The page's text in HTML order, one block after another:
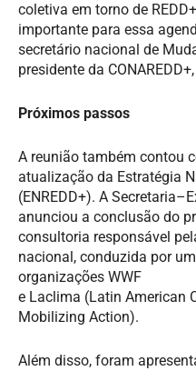
coletiva em torno de REDD+
importante para essa
secretário nacional de
presidente da
Próximos passos
A reunião também contou
atualização da Estratégia
(ENREDD+). A Secretaria–
anunciou a conclusão do
consultoria responsável
nacional, conduzida por
organizações WWF
e Laclima (Latin American
Mobilizing Action).
Além disso, foram